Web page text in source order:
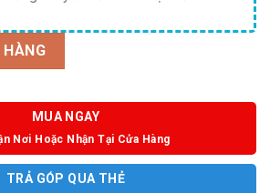
HÀNG
MUA NGAY
Nơi Hoặc Nhận Tại Cửa Hàng
TRẢ GÓP QUA THẺ